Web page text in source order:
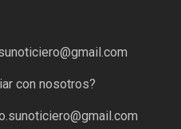
con nosotros?